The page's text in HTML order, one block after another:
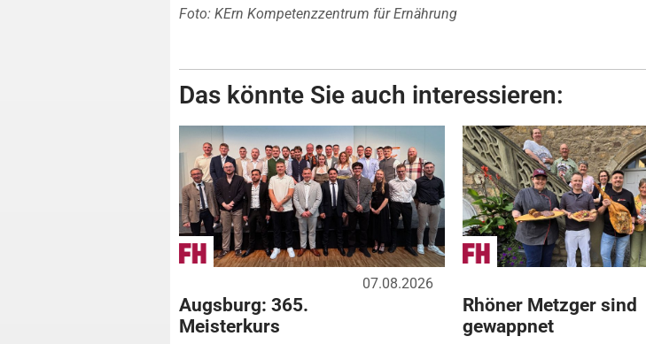
Foto: KErn Kompetenzzentrum für Ernährung
Das könnte Sie auch interessieren:
07.08.2026
Augsburg: 365.
Meisterkurs
Rhöner Metzger sind
gewappnet